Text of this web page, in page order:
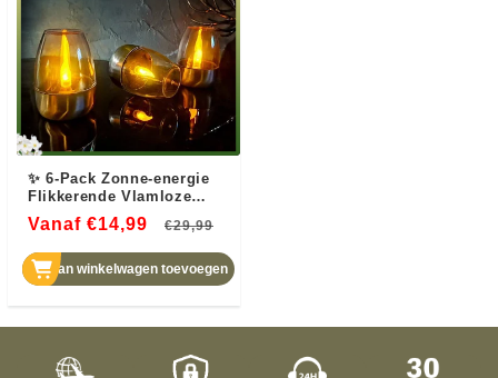
✨ 6-Pack Zonne-energie
Flikkerende Vlamloze
Buitenkaarsen IP65
Waterdicht LED
Tafellampen met
Schemersensor voor
Lantaarn Tuin Camping
Feest Binnendecoraties
Vanaf €14,99
Normale
prijs
€29,99
Aan winkelwagen toevoegen